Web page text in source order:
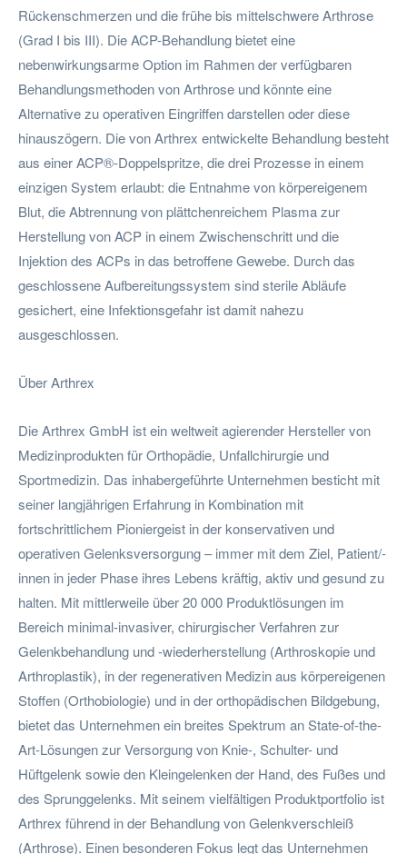
Rückenschmerzen und die frühe bis mittelschwere Arthrose
(Grad I bis III). Die ACP-Behandlung bietet eine
nebenwirkungsarme Option im Rahmen der verfügbaren
Behandlungsmethoden von Arthrose und könnte eine
Alternative zu operativen Eingriffen darstellen oder diese
hinauszögern. Die von Arthrex entwickelte Behandlung besteht
aus einer ACP®-Doppelspritze, die drei Prozesse in einem
einzigen System erlaubt: die Entnahme von körpereigenem
Blut, die Abtrennung von plättchenreichem Plasma zur
Herstellung von ACP in einem Zwischenschritt und die
Injektion des ACPs in das betroffene Gewebe. Durch das
geschlossene Aufbereitungssystem sind sterile Abläufe
gesichert, eine Infektionsgefahr ist damit nahezu
ausgeschlossen.
Über Arthrex
Die Arthrex GmbH ist ein weltweit agierender Hersteller von
Medizinprodukten für Orthopädie, Unfallchirurgie und
Sportmedizin. Das inhabergeführte Unternehmen besticht mit
seiner langjährigen Erfahrung in Kombination mit
fortschrittlichem Pioniergeist in der konservativen und
operativen Gelenksversorgung – immer mit dem Ziel, Patient/-
innen in jeder Phase ihres Lebens kräftig, aktiv und gesund zu
halten. Mit mittlerweile über 20 000 Produktlösungen im
Bereich minimal-invasiver, chirurgischer Verfahren zur
Gelenkbehandlung und -wiederherstellung (Arthroskopie und
Arthroplastik), in der regenerativen Medizin aus körpereigenen
Stoffen (Orthobiologie) und in der orthopädischen Bildgebung,
bietet das Unternehmen ein breites Spektrum an State-of-the-
Art-Lösungen zur Versorgung von Knie-, Schulter- und
Hüftgelenk sowie den Kleingelenken der Hand, des Fußes und
des Sprunggelenks. Mit seinem vielfältigen Produktportfolio ist
Arthrex führend in der Behandlung von Gelenkverschleiß
(Arthrose). Einen besonderen Fokus legt das Unternehmen